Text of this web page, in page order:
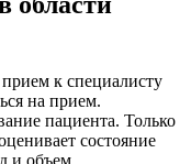
к специалисту
на прием.
пациента. Только
состояние
и объем